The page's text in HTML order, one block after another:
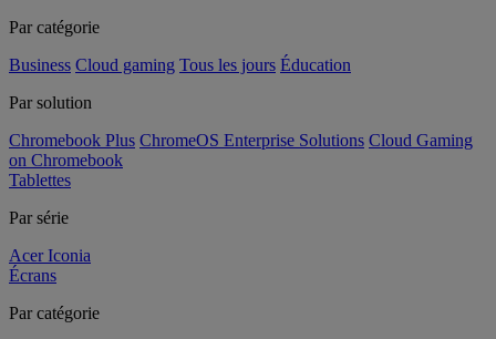
Par catégorie
Business Cloud gaming Tous les jours Éducation
Par solution
Chromebook Plus ChromeOS Enterprise Solutions Cloud Gaming
on Chromebook
Tablettes
Par série
Acer Iconia
Écrans
Par catégorie